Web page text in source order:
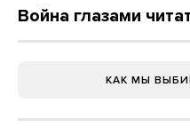
Война глазами
КАК МЫ